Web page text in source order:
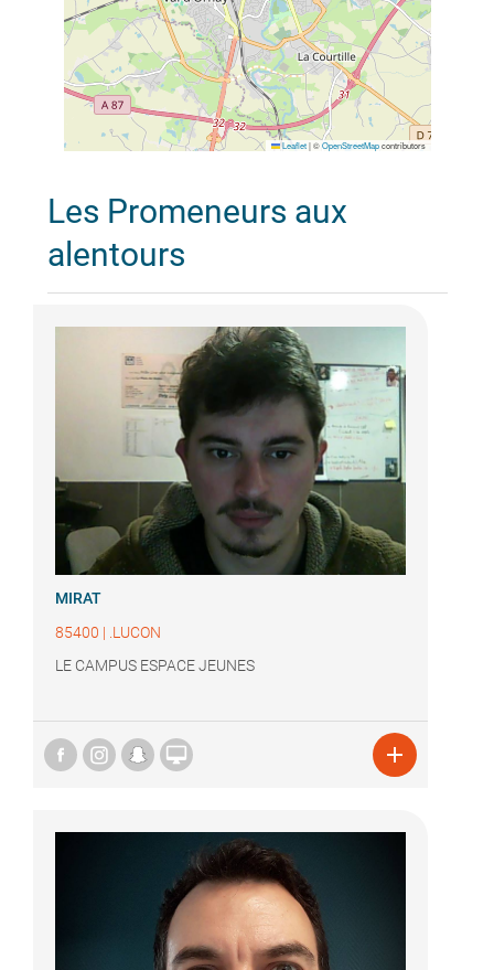
Leaflet |©OpenStreetMapcontributors
Les Promeneurs aux
alentours
MIRAT
85400 | .LUCON
LE CAMPUS ESPACE JEUNES
 